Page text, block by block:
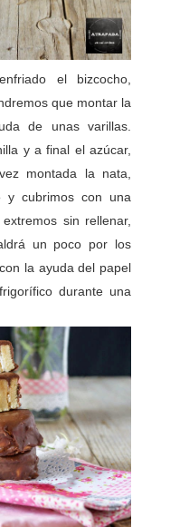
el bizcocho,
que montar la
de unas varillas.
y a final el azúcar,
montada la nata,
y cubrimos con una
sin rellenar,
un poco por los
la ayuda del papel
durante una